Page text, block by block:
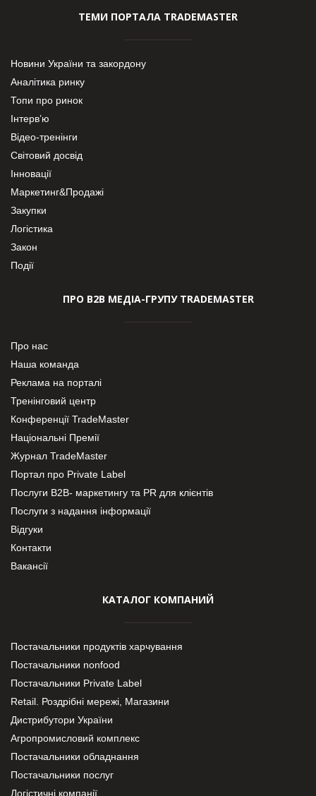
ТЕМИ ПОРТАЛА TRADEMASTER
Новини України та закордону
Аналітика ринку
Топи про ринок
Інтерв’ю
Відео-тренінги
Світовий досвід
Інновації
Маркетинг&Продажі
Закупки
Логістика
Закон
Події
ПРО В2В МЕДІА-ГРУПУ TRADEMASTER
Про нас
Наша команда
Реклама на порталі
Тренінговий центр
Конференції TradeMaster
Національні Премії
Журнал TradeMaster
Портал про Private Label
Послуги В2В- маркетингу та PR для клієнтів
Послуги з надання інформації
Відгуки
Контакти
Вакансії
КАТАЛОГ КОМПАНИЙ
Постачальники продуктів харчування
Постачальники nonfood
Постачальники Private Label
Retail. Роздрібні мережі, Магазини
Дистрибутори України
Агропромисловий комплекс
Постачальники обладнання
Постачальники послуг
Логістичні компанії